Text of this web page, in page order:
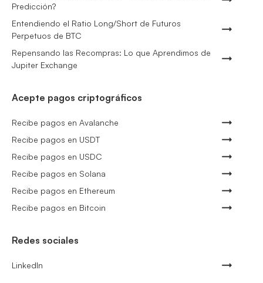
Predicción?
Entendiendo el Ratio Long/Short de Futuros
Perpetuos de BTC
Repensando las Recompras: Lo que Aprendimos de
Jupiter Exchange
Acepte pagos criptográficos
Recibe pagos en Avalanche
Recibe pagos en USDT
Recibe pagos en USDC
Recibe pagos en Solana
Recibe pagos en Ethereum
Recibe pagos en Bitcoin
Redes sociales
LinkedIn